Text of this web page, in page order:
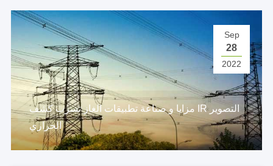
Sep
28
2022
مزايا و صناعة تطبيقات الغاز تسرب كشف IR التصوير
الحراري